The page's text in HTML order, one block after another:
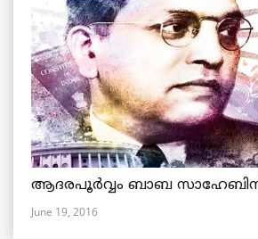
ആദരപൂര്‍വ്വം ബാബ
June 19, 2016